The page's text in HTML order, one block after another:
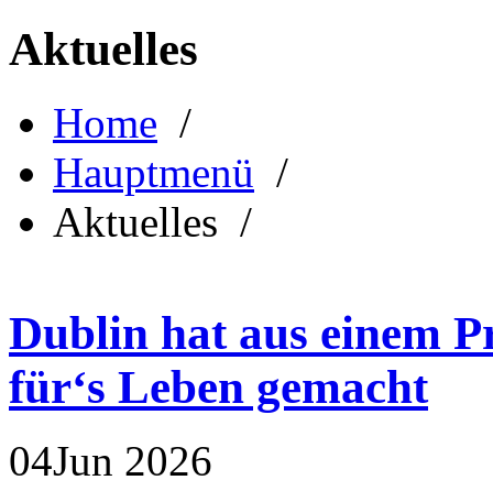
Aktuelles
Home /
Hauptmenü /
Aktuelles /
Dublin hat aus einem
für‘s Leben gemacht
04Jun 2026